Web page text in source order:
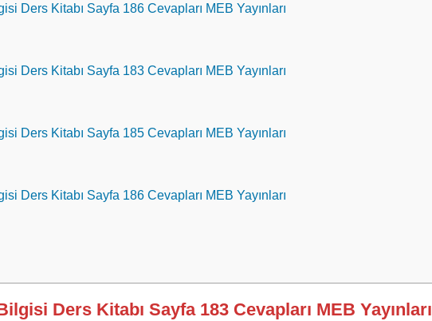
Ders Kitabı Sayfa 186 Cevapları MEB Yayınları
Ders Kitabı Sayfa 183 Cevapları MEB Yayınları
Ders Kitabı Sayfa 185 Cevapları MEB Yayınları
Ders Kitabı Sayfa 186 Cevapları MEB Yayınları
Ders Kitabı Sayfa 183 Cevapları MEB Yayınları